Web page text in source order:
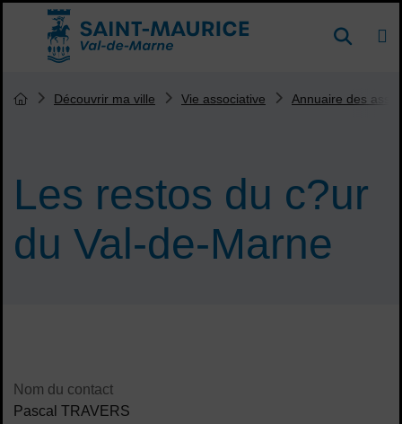
Menu de raccourcis
Accueil ville de Saint-Maurice DE
Les restos du c?ur
du Val-de-Marne
Vous êtes ici :
Page d'accueil du site
Découvrir ma ville Vie associative Annuaire des
Contenu de la fiche d'annuaire
Nom du contact
Pascal TRAVERS